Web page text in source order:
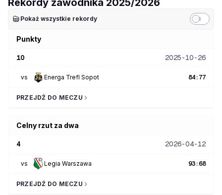
Rekordy zawodnika 2025/2026
Pokaż wszystkie rekordy
Punkty
10 2025-10-26
vs Energa Trefl Sopot 84 : 77
PRZEJDŹ DO MECZU
Celny rzut za dwa
4 2026-04-12
vs Legia Warszawa 93 : 68
PRZEJDŹ DO MECZU